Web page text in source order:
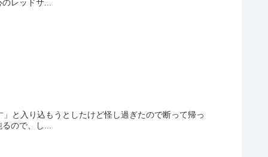
レッドサ...
と入り込もうとしたけど怪し過ぎたので断って帰っ
ので、し...